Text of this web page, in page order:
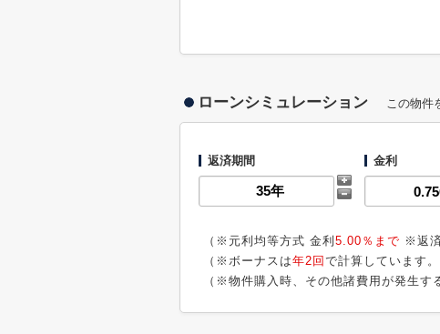
ローンシミュレーション この物件
返済期間 金利
（※元利均等方式 金利 5.00％まで ※返
（※ボーナスは年2回 で計算しています。
（※物件購入時、その他諸費用が発生す